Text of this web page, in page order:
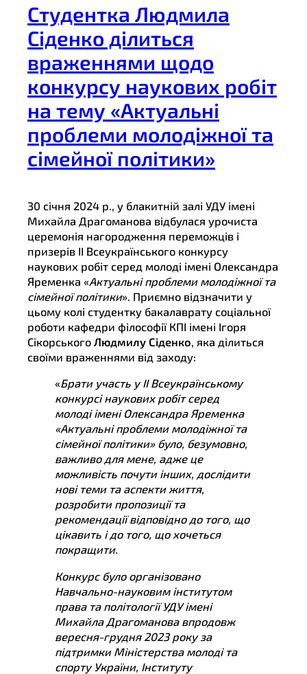
Студентка Людмила
Сіденко ділиться
враженнями щодо
конкурсу наукових робіт
на тему «Актуальні
проблеми молодіжної та
сімейної політики»
30 січня 2024 р., у блакитній залі УДУ імені
Михайла Драгоманова відбулася урочиста
церемонія нагородження переможців і
призерів ІІ Всеукраїнського конкурсу
наукових робіт серед молоді імені Олександра
Яременка «Актуальні проблеми молодіжної та
сімейної політики». Приємно відзначити у
цьому колі студентку бакалаврату соціальної
роботи кафедри філософії КПІ імені Ігоря
Сікорського Людмилу Сіденко, яка ділиться
своїми враженнями від заходу:
«Брати участь у ІІ Всеукраїнському
конкурсі наукових робіт серед
молоді імені Олександра Яременка
«Актуальні проблеми молодіжної та
сімейної політики» було, безумовно,
важливо для мене, адже це
можливість почути інших, дослідити
нові теми та аспекти життя,
розробити пропозиції та
рекомендації відповідно до того, що
цікавить і до того, що хочеться
покращити.
Конкурс було організовано
Навчально-науковим інститутом
права та політології УДУ імені
Михайла Драгоманова впродовж
вересня-грудня 2023 року за
підтримки Міністерства молоді та
спорту України, Інституту